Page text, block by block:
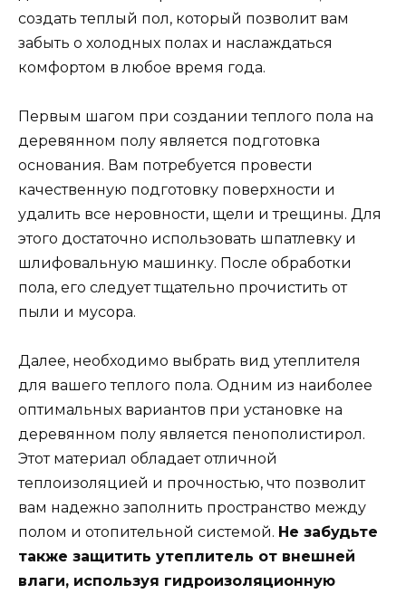
создать теплый пол, который позволит вам
забыть о холодных полах и наслаждаться
комфортом в любое время года.
Первым шагом при создании теплого пола на
деревянном полу является подготовка
основания. Вам потребуется провести
качественную подготовку поверхности и
удалить все неровности, щели и трещины. Для
этого достаточно использовать шпатлевку и
шлифовальную машинку. После обработки
пола, его следует тщательно прочистить от
пыли и мусора.
Далее, необходимо выбрать вид утеплителя
для вашего теплого пола. Одним из наиболее
оптимальных вариантов при установке на
деревянном полу является пенополистирол.
Этот материал обладает отличной
теплоизоляцией и прочностью, что позволит
вам надежно заполнить пространство между
полом и отопительной системой. Не забудьте
также защитить утеплитель от внешней
влаги, используя гидроизоляционную